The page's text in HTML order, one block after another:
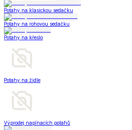
Potahy na klasickou sedačku
Potahy na rohovou sedačku
Potahy na křeslo
Potahy na židle
Výprodej napínacích potahů